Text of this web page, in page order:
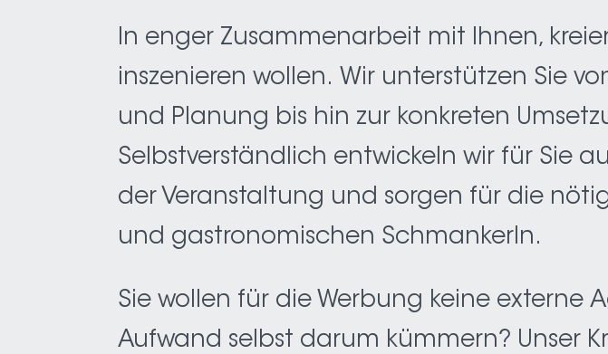
In enger Zusammenarbeit mit Ihnen,
inszenieren wollen. Wir unterstützen Sie
und Planung bis hin zur konkreten
Selbstverständlich entwickeln wir für Sie
der Veranstaltung und sorgen für die
und gastronomischen Schmankerln.
Sie wollen für die Werbung keine
Aufwand selbst darum kümmern? Unser